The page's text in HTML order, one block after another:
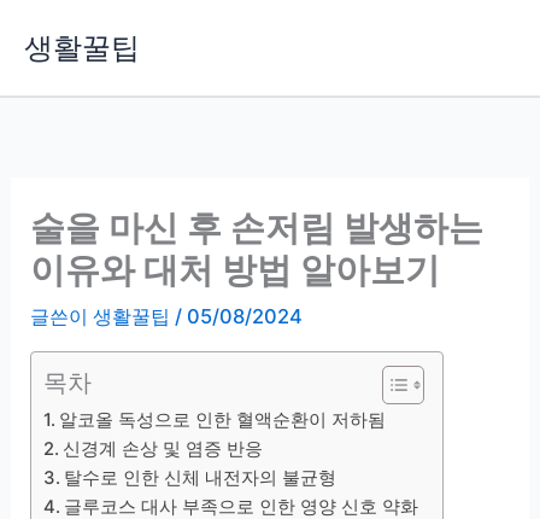
생활꿀팁
술을 마신 후 손저림 발생하는
이유와 대처 방법 알아보기
글쓴이생활꿀팁 / 05/08/2024
목차
알코올 독성으로 인한 혈액순환이 저하됨
신경계 손상 및 염증 반응
탈수로 인한 신체 내전자의 불균형
글루코스 대사 부족으로 인한 영양 신호 약화